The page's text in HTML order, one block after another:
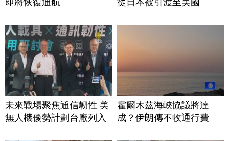
未來戰場聚焦通信韌性 美
無人機優勢計劃台廠列入
霍爾木茲海峽協議將達
成？伊朗傳不收通行費